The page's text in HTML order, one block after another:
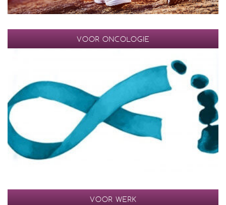
VOOR ONCOLOGIE
VOOR WERK